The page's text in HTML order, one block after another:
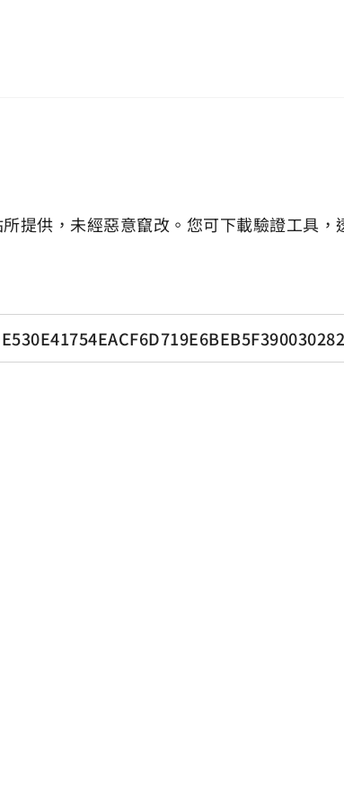
提供，未經惡意竄改。您可下載驗證工具